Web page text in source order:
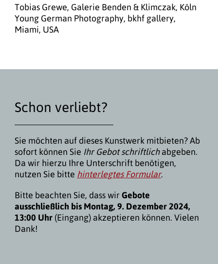
Tobias Grewe, Galerie Benden & Klimczak, Köln
Young German Photography, bkhf gallery,
Miami, USA
Schon verliebt?
Sie möchten auf dieses Kunstwerk mitbieten? Ab
sofort können Sie Ihr Gebot schriftlichabgeben.
Da wir hierzu Ihre Unterschrift benötigen,
nutzen Sie bitte hinterlegtes Formular.
Bitte beachten Sie, dass wir Gebote
ausschließlich bis Montag, 9. Dezember 2024,
13:00 Uhr (Eingang) akzeptieren können. Vielen
Dank!